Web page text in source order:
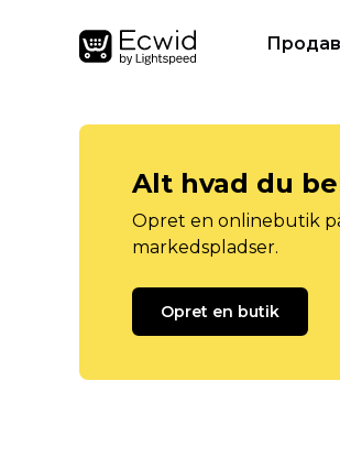
Alt hvad du
Opret en onlinebutik
markedspladser.
Opret en butik